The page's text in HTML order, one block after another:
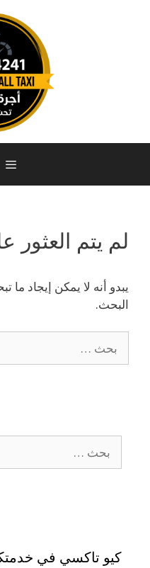
لم يتم
يبدو أنه لا يمكن إيجاد
البحث.
كيو تاكسي في